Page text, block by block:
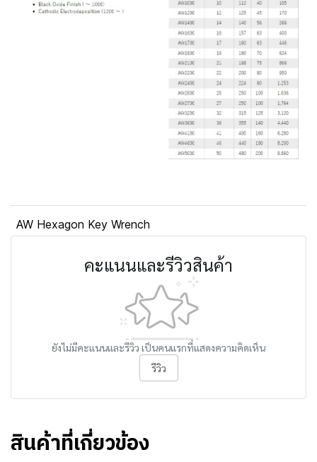
AW Hexagon Key Wrench
คะแนนและรีวิวสินค้า
ยังไม่มีคะแนนและรีวิว เป็นคนแรกที่แสดงความคิดเห็น
รีวิว
สินค้าที่เกี่ยวข้อง